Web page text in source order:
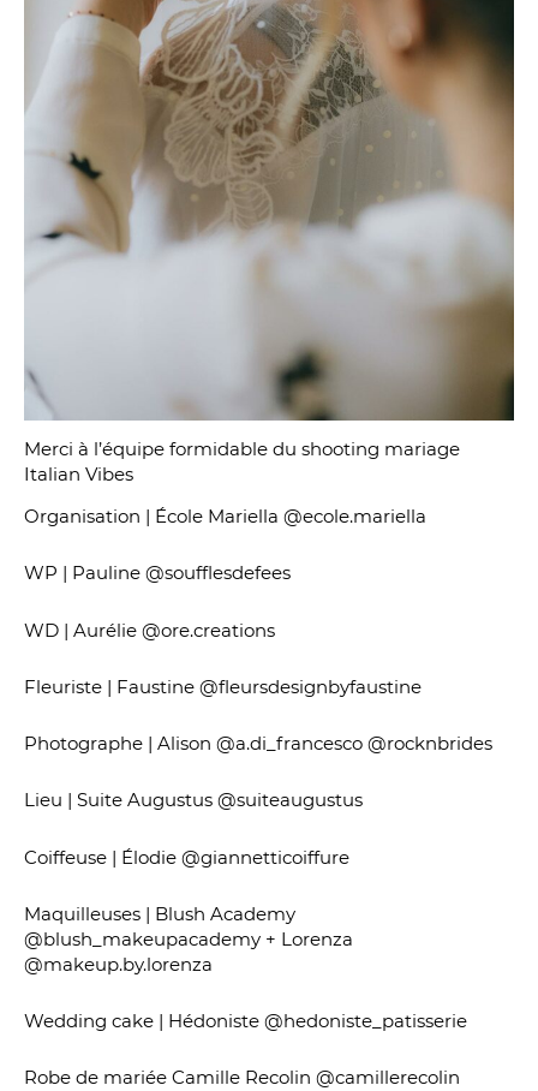
Merci à l’équipe formidable du shooting mariage
Italian Vibes
Organisation | École Mariella @ecole.mariella
WP | Pauline @soufflesdefees
WD | Aurélie @ore.creations
Fleuriste | Faustine @fleursdesignbyfaustine
Photographe | Alison @a.di_francesco @rocknbrides
Lieu | Suite Augustus @suiteaugustus
Coiffeuse | Élodie @giannetticoiffure
Maquilleuses | Blush Academy
@blush_makeupacademy + Lorenza
@makeup.by.lorenza
Wedding cake | Hédoniste @hedoniste_patisserie
Robe de mariée Camille Recolin @camillerecolin